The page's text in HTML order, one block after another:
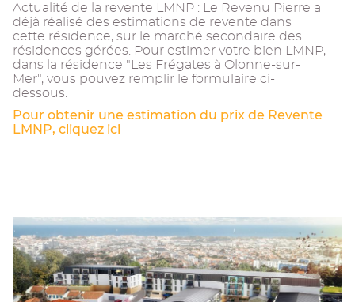
Actualité de la revente LMNP : Le Revenu Pierre a
déjà réalisé des estimations de revente dans
cette résidence, sur le marché secondaire des
résidences gérées. Pour estimer votre bien LMNP,
dans la résidence "Les Frégates à Olonne-sur-
Mer", vous pouvez remplir le formulaire ci-
dessous.
Pour obtenir une estimation du prix de Revente
LMNP, cliquez ici